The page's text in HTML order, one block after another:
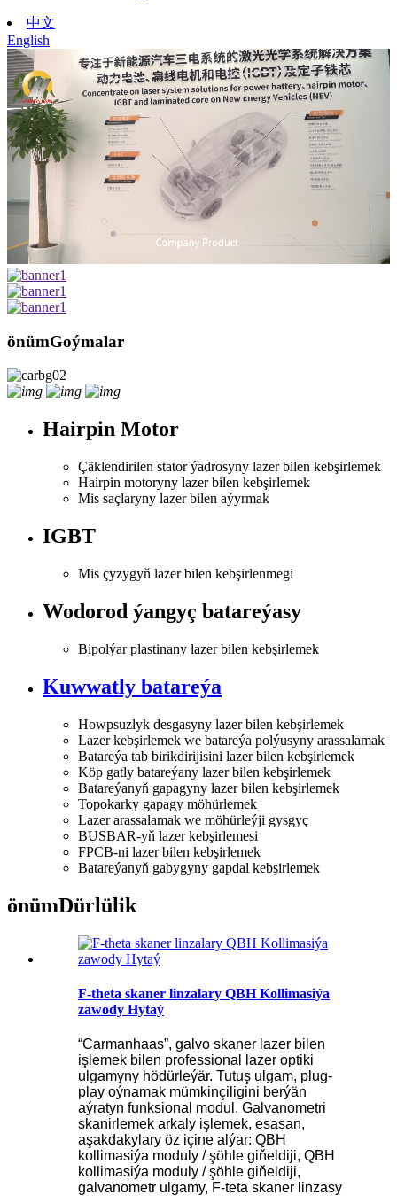
中文
English
önümGoýmalar
Hairpin Motor
Çäklendirilen stator ýadrosyny lazer bilen kebşirlemek
Hairpin motoryny lazer bilen kebşirlemek
Mis saçlaryny lazer bilen aýyrmak
IGBT
Mis çyzygyň lazer bilen kebşirlenmegi
Wodorod ýangyç batareýasy
Bipolýar plastinany lazer bilen kebşirlemek
Kuwwatly batareýa
Howpsuzlyk desgasyny lazer bilen kebşirlemek
Lazer kebşirlemek we batareýa polýusyny arassalamak
Batareýa tab birikdirijisini lazer bilen kebşirlemek
Köp gatly batareýany lazer bilen kebşirlemek
Batareýanyň gapagyny lazer bilen kebşirlemek
Topokarky gapagy möhürlemek
Lazer arassalamak we möhürleýji gysgyç
BUSBAR-yň lazer kebşirlemesi
FPCB-ni lazer bilen kebşirlemek
Batareýanyň gabygyny gapdal kebşirlemek
önümDürlülik
F-theta skaner linzalary QBH Kollimasiýa
zawody Hytaý
“Carmanhaas”, galvo skaner lazer bilen
işlemek bilen professional lazer optiki
ulgamyny hödürleýär. Tutuş ulgam, plug-
play oýnamak mümkinçiligini berýän
aýratyn funksional modul. Galvanometri
skanirlemek arkaly işlemek, esasan,
aşakdakylary öz içine alýar: QBH
kollimasiýa moduly / şöhle giňeldiji, QBH
kollimasiýa moduly / şöhle giňeldiji,
galvanometr ulgamy, F-teta skaner linzasy